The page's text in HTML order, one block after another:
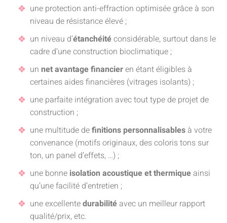
une protection anti-effraction optimisée grâce à son
niveau de résistance élevé ;
un niveau d’étanchéitéconsidérable, surtout dans le
cadre d’une construction bioclimatique ;
un net avantage financieren étant éligibles à
certaines aides financières (vitrages isolants) ;
une parfaite intégration avec tout type de projet de
construction ;
une multitude definitions personnalisables à votre
convenance (motifs originaux, des coloris tons sur
ton, un panel d’effets, …) ;
une bonne isolation acoustique et thermique ainsi
qu’une facilité d’entretien ;
une excellentedurabilité avec un meilleur rapport
qualité/prix, etc.